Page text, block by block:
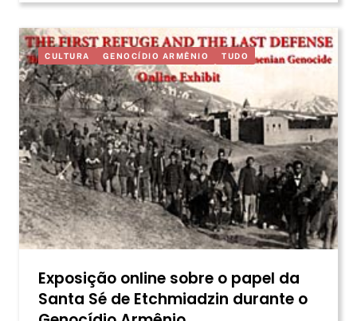
CULTURA GENOCÍDIO ARMÊNIO TUDO
Exposição online sobre o papel da
Santa Sé de Etchmiadzin durante o